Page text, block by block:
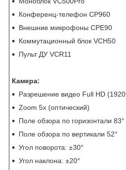
Конференц-телефон CP960
Внешние микрофоны CPE90
Коммутационный блок VCH50
Пульт ДУ VCR11
Камера:
Разрешение видео Full HD
Zoom 5x (оптический)
Поле обзора по горизонтали 83°
Поле обзора по вертикали 52°
Угол поворота: ±30°
Угол наклона: ±20°